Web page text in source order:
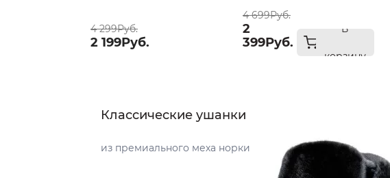
4 299Руб.
2 199Руб.
4 699Руб.
2
399Руб.
В
корзину
Классические ушанки
из премиального меха норки